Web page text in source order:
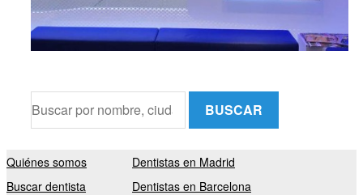
BUSCAR
Quiénes somos
Buscar dentista
Dentistas en Madrid
Dentistas en Barcelona